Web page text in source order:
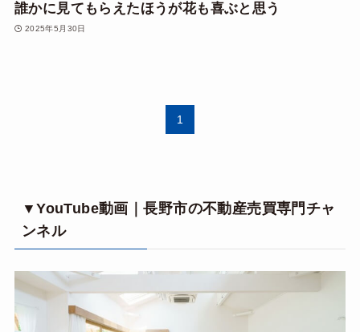
誰かに見てもらえたほうが花も喜ぶと思う
2025年5月30日
1
▼YouTube動画｜長野市の不動産売買専門チャ
ンネル